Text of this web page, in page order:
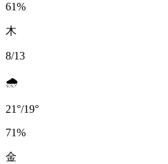
61%
木
8/13
🌧️
21°/19°
71%
金